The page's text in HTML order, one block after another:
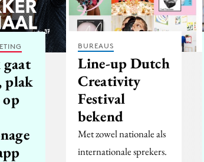
gaat
plak
op
BUREAUS
Line-up Dutch
Creativity
Festival
bekend
Met zowel nationale als
internationale sprekers.